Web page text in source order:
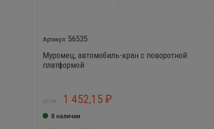
56535
Муромец, автомобиль-кран с поворотной
платформой
ЦЕНА: 1 452,15 ₽
В наличии